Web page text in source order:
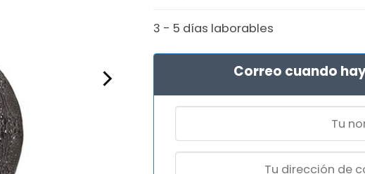
3 - 5 días laborables
Correo cuando